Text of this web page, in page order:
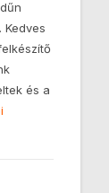
Kedves
és a